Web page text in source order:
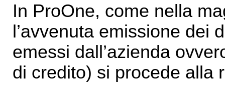
In ProOne, come nella
l’avvenuta emissione dei
emessi dall’azienda
di credito) si procede alla